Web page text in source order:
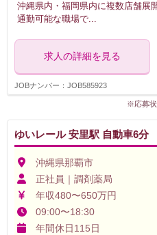
沖縄県内・福岡県内に複数店舗展
通勤可能な職場で...
求人の詳細を見る
JOBナンバー：JOB585923
※応募状
ゆいレール 安里駅 自動車6分
沖縄県那覇市
正社員｜調剤薬局
年収480〜650万円
09:00〜18:30
年間休日115日